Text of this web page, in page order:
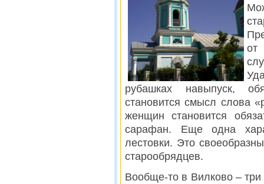
от
рубашках навыпуск,
становится смысл слова
женщин становится
сарафан. Еще одна
лестовки. Это
старообрядцев.
Вообще-то в Вилково –